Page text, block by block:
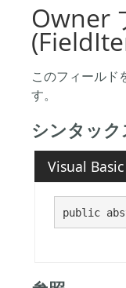
Owner
このフィールド
す。
シンタッ
Visual Basic
public